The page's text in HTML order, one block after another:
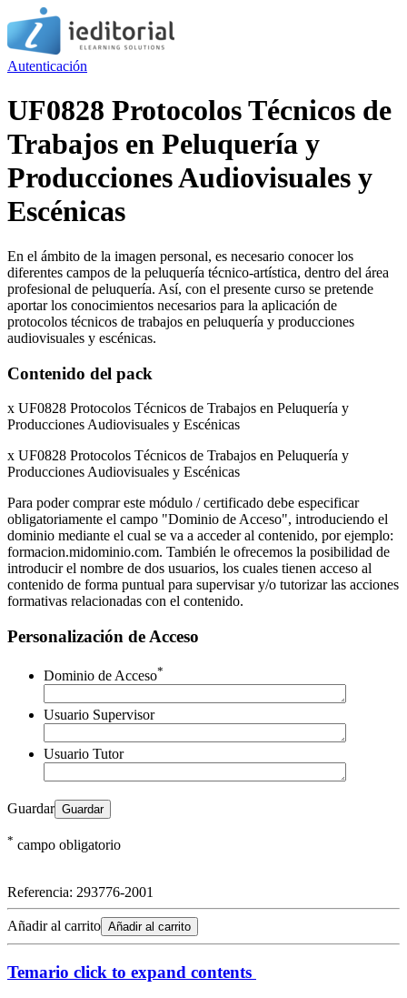
Autenticación
UF0828 Protocolos Técnicos de
Trabajos en Peluquería y
Producciones Audiovisuales y
Escénicas
En el ámbito de la imagen personal, es necesario conocer los
diferentes campos de la peluquería técnico-artística, dentro del área
profesional de peluquería. Así, con el presente curso se pretende
aportar los conocimientos necesarios para la aplicación de
protocolos técnicos de trabajos en peluquería y producciones
audiovisuales y escénicas.
Contenido del pack
x UF0828 Protocolos Técnicos de Trabajos en Peluquería y
Producciones Audiovisuales y Escénicas
x UF0828 Protocolos Técnicos de Trabajos en Peluquería y
Producciones Audiovisuales y Escénicas
Para poder comprar este módulo / certificado debe especificar
obligatoriamente el campo "Dominio de Acceso", introduciendo el
dominio mediante el cual se va a acceder al contenido, por ejemplo:
formacion.midominio.com. También le ofrecemos la posibilidad de
introducir el nombre de dos usuarios, los cuales tienen acceso al
contenido de forma puntual para supervisar y/o tutorizar las acciones
formativas relacionadas con el contenido.
Personalización de Acceso
Dominio de Acceso*
Usuario Supervisor
Usuario Tutor
Guardar
* campo obligatorio
Referencia: 293776-2001
Añadir al carrito Añadir al carrito
Temario click to expand contents